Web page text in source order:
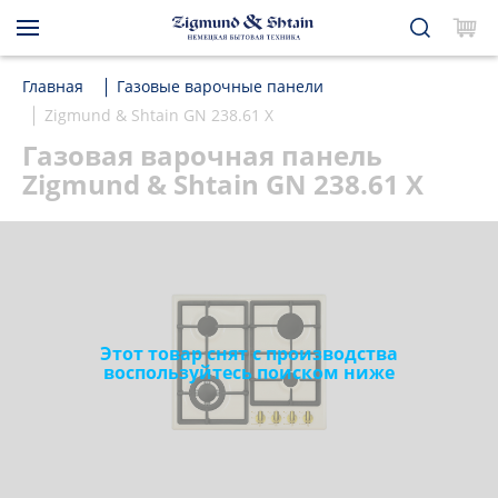
Главная
Газовые варочные панели
Zigmund & Shtain GN 238.61 X
Газовая варочная панель
Zigmund & Shtain GN 238.61 X
Этот товар снят с производства
воспользуйтесь поиском ниже